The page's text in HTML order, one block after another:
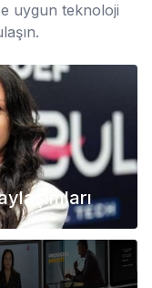
uygun teknoloji